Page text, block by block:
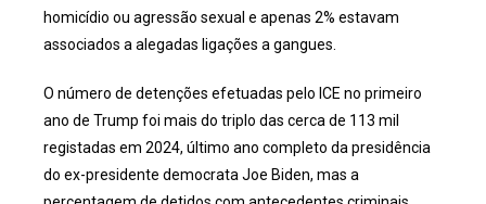
homicídio ou agressão sexual e apenas 2% estavam
associados a alegadas ligações a gangues.
O número de detenções efetuadas pelo ICE no primeiro
ano de Trump foi mais do triplo das cerca de 113 mil
registadas em 2024, último ano completo da presidência
do ex-presidente democrata Joe Biden, mas a